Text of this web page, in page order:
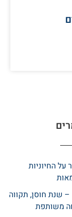
על החיוניות
2025 – שנת חוסן, תקווה
משותפת